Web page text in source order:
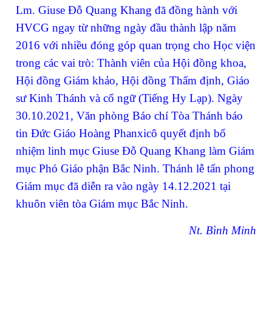
Lm. Giuse Đỗ Quang Khang đã đồng hành với
HVCG ngay từ những ngày đầu thành lập năm
2016 với nhiều đóng góp quan trọng cho Học viện
trong các vai trò: Thành viên của Hội đồng khoa,
Hội đồng Giám khảo, Hội đồng Thẩm định, Giáo
sư Kinh Thánh và cổ ngữ (Tiếng Hy Lạp). Ngày
30.10.2021, Văn phòng Báo chí Tòa Thánh báo
tin Đức Giáo Hoàng Phanxicô quyết định bổ
nhiệm linh mục Giuse Đỗ Quang Khang làm Giám
mục Phó Giáo phận Bắc Ninh. Thánh lễ tấn phong
Giám mục đã diễn ra vào ngày 14.12.2021 tại
khuôn viên tòa Giám mục Bắc Ninh.
Nt. Bình Minh